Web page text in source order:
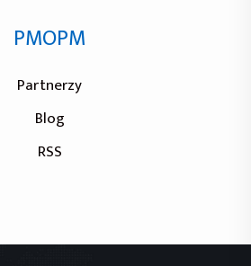
PMOPM
Partnerzy
Blog
RSS